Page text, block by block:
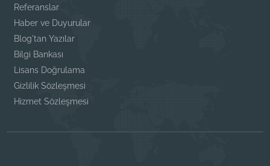
Referanslar
Haber ve Duyurular
Blog'tan Yazılar
Bilgi Bankası
Lisans Doğrulama
Gizlilik Sözleşmesi
Hizmet Sözleşmesi